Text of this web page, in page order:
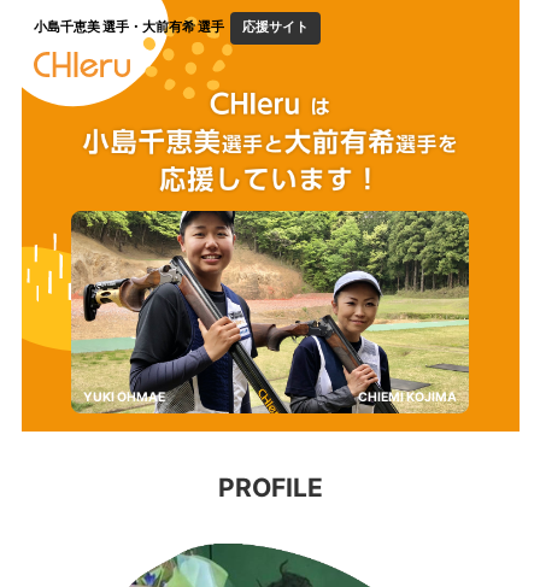
小島千恵美 選手・大前有希 選手 応援サイト
YUKI OHMAE CHIEMI KOJIMA
PROFILE